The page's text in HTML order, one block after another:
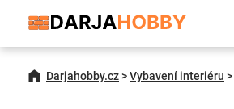
Darjahobby.cz>Vybavení interiéru >